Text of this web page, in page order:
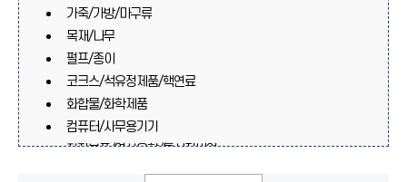
가죽/가방/마구류
목재/나무
펄프/종이
코크스/석유정제품/핵연료
화합물/화학제품
컴퓨터/사무용기기
전자부품/영상음향/통신장비업
의료/정밀/광학기기/시계